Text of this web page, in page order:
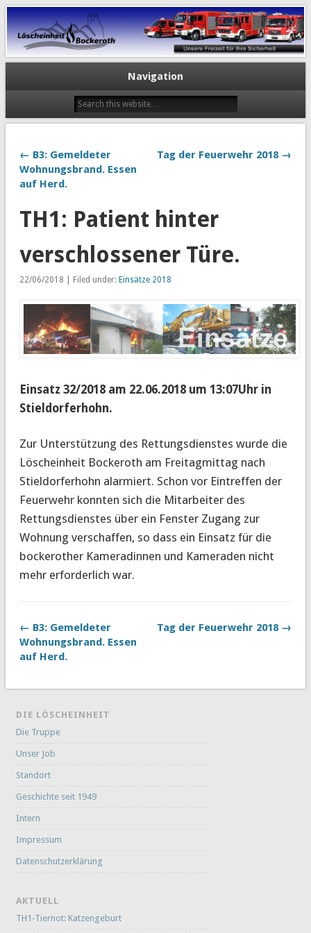
Navigation
← B3: Gemeldeter
Wohnungsbrand. Essen
auf Herd.
Tag der Feuerwehr 2018 →
TH1: Patient hinter
verschlossener Türe.
22/06/2018 | Filed under: Einsätze 2018
Einsatz 32/2018 am 22.06.2018 um 13:07Uhr in
Stieldorferhohn.
Zur Unterstützung des Rettungsdienstes wurde die
Löscheinheit Bockeroth am Freitagmittag nach
Stieldorferhohn alarmiert. Schon vor Eintreffen der
Feuerwehr konnten sich die Mitarbeiter des
Rettungsdienstes über ein Fenster Zugang zur
Wohnung verschaffen, so dass ein Einsatz für die
bockerother Kameradinnen und Kameraden nicht
mehr erforderlich war.
← B3: Gemeldeter
Wohnungsbrand. Essen
auf Herd.
Tag der Feuerwehr 2018 →
DIE LÖSCHEINHEIT
Die Truppe
Unser Job
Standort
Geschichte seit 1949
Intern
Impressum
Datenschutzerklärung
AKTUELL
TH1-Tiernot: Katzengeburt